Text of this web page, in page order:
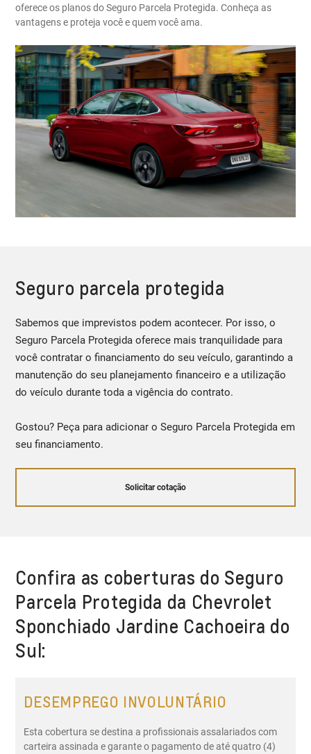
oferece os planos do Seguro Parcela Protegida. Conheça as
vantagens e proteja você e quem você ama.
Seguro parcela protegida
Sabemos que imprevistos podem acontecer. Por isso, o
Seguro Parcela Protegida oferece mais tranquilidade para
você contratar o financiamento do seu veículo, garantindo a
manutenção do seu planejamento financeiro e a utilização
do veículo durante toda a vigência do contrato.
Gostou? Peça para adicionar o Seguro Parcela Protegida em
seu financiamento.
Solicitar cotação
Confira as coberturas do Seguro
Parcela Protegida da Chevrolet
Sponchiado Jardine Cachoeira do
Sul:
DESEMPREGO INVOLUNTÁRIO
Esta cobertura se destina a profissionais assalariados com
carteira assinada e garante o pagamento de até quatro (4)